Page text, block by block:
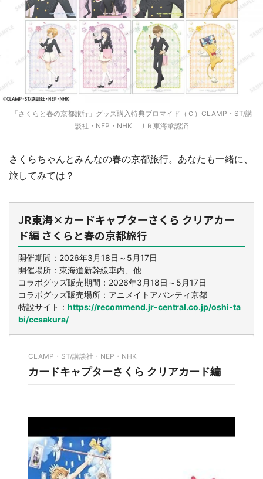
「さくらと春の京都旅行」グッズ購入特典ブロマイド（Ｃ）CLAMP・ST/講
談社・NEP・NHK ＪＲ東海承認済
さくらちゃんとみんなの春の京都旅行。あなたも一緒に、
旅してみては？
JR東海×カードキャプターさくら クリアカー
ド編 さくらと春の京都旅行
開催期間：2026年3月18日～5月17日
開催場所：東海道新幹線車内、他
コラボグッズ販売期間：2026年3月18日～5月17日
コラボグッズ販売場所：アニメイトアバンティ京都
特設サイト： https://recommend.jr-central.co.jp/oshi-ta
bi/ccsakura/
CLAMP・ST/講談社・NEP・NHK
カードキャプターさくら クリアカード編